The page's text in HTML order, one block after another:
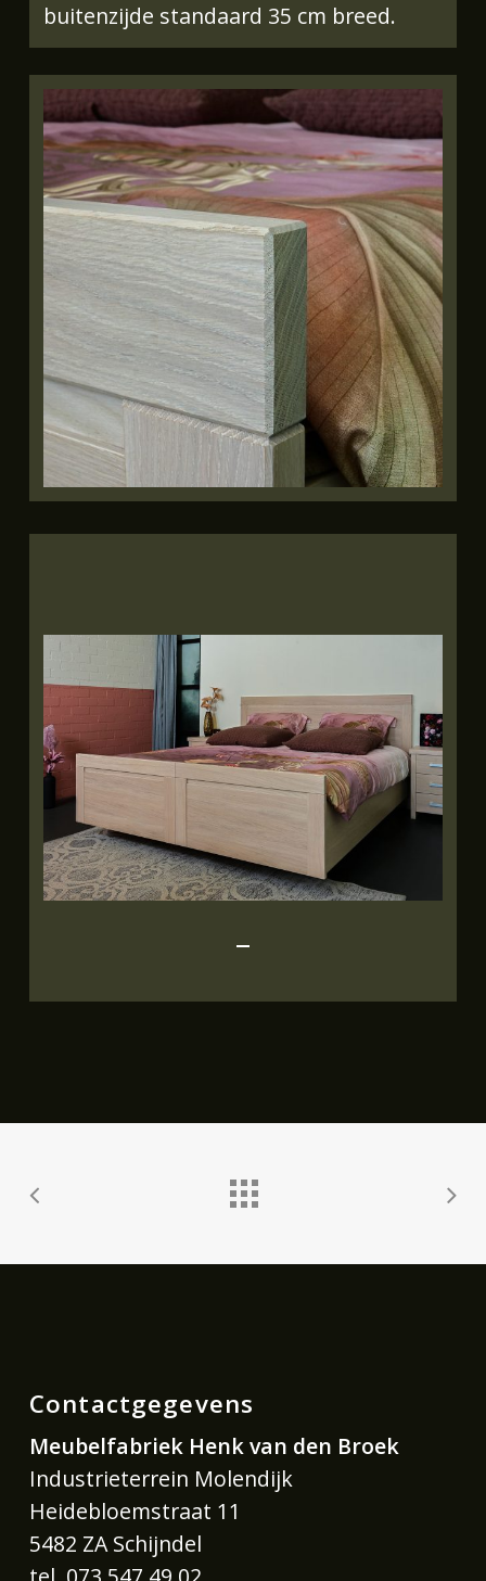
buitenzijde standaard 35 cm breed.
Contactgegevens
Meubelfabriek Henk van den Broek
Industrieterrein Molendijk
Heidebloemstraat 11
5482 ZA Schijndel